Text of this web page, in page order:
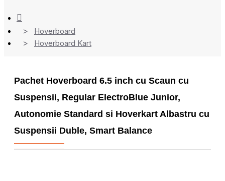
Hoverboard
Hoverboard Kart
Pachet Hoverboard 6.5 inch cu Scaun cu
Suspensii, Regular ElectroBlue Junior,
Autonomie Standard si Hoverkart Albastru cu
Suspensii Duble, Smart Balance